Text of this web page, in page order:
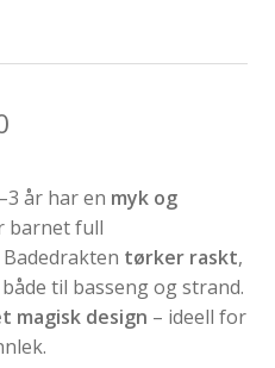
Nåværende
er:
kr 214,00.
år har en myk og
barnet full
tørker raskt,
til basseng og strand.
magisk design – ideell for